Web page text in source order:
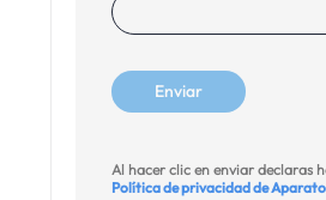
Al hacer clic en enviar declaras
Política de privacidad de